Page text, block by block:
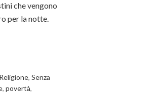
che vengono
per la notte.
Religione, Senza
, povertà,